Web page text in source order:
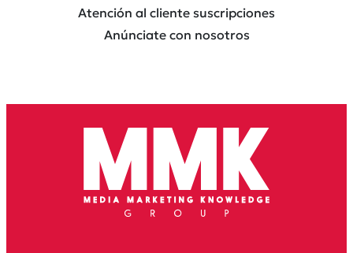
Atención al cliente suscripciones
Anúnciate con nosotros